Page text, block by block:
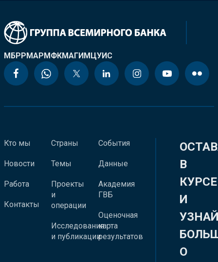
МБРРМАРМФКМАГИМЦУИС
Кто мы
Новости
Работа
Контакты
Страны
Темы
Проекты
и
операции
Исследования
и публикации
События
Данные
Академия
ГВБ
Оценочная
карта
результатов
В
КУРСЕ
И
О